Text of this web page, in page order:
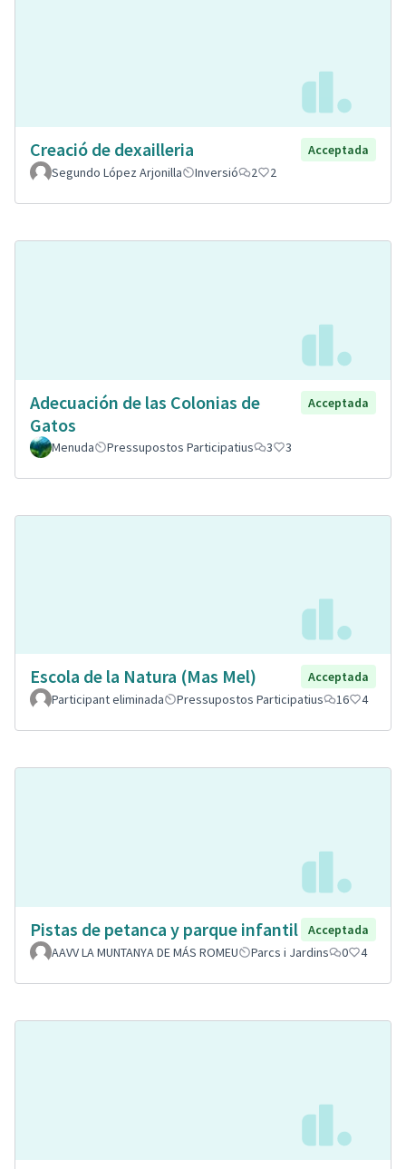
Creació de dexailleria
Acceptada
Segundo López Arjonilla
Inversió 2 2
Adecuación de las Colonias de
Gatos
Acceptada
Menuda Pressupostos Participatius 3 3
Escola de la Natura (Mas Mel)
Acceptada
Participant eliminada
Pressupostos Participatius 16 4
Pistas de petanca y parque infantil
Acceptada
AAVV LA MUNTANYA DE MÁS ROMEU
Parcs i Jardins 0 4